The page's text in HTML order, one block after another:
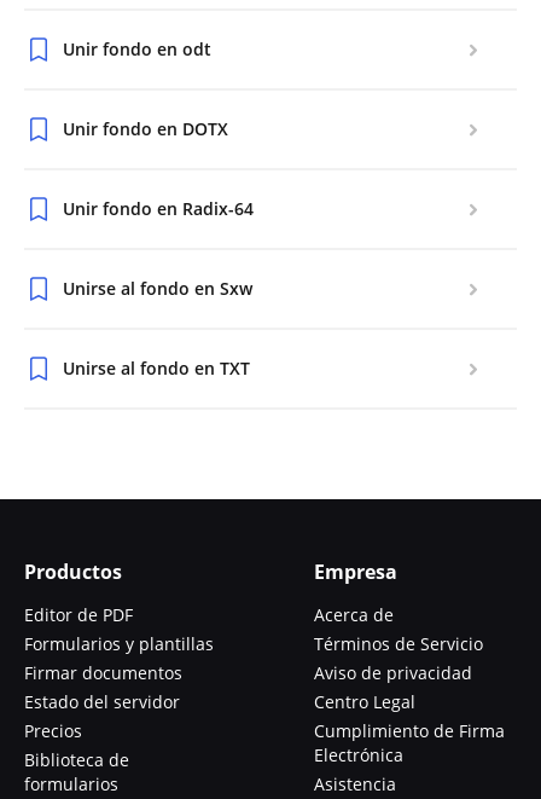
Unir fondo en odt
Unir fondo en DOTX
Unir fondo en Radix-64
Unirse al fondo en Sxw
Unirse al fondo en TXT
Productos
Editor de PDF
Formularios y plantillas
Firmar documentos
Estado del servidor
Precios
Biblioteca de
formularios
Empresa
Acerca de
Términos de Servicio
Aviso de privacidad
Centro Legal
Cumplimiento de Firma
Electrónica
Asistencia